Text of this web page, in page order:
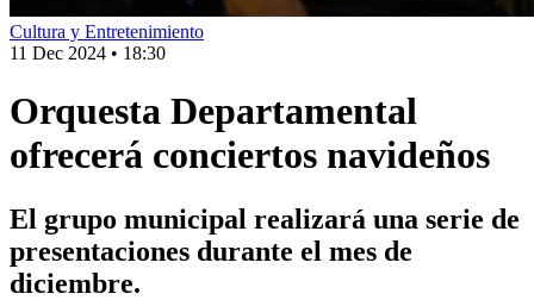
Cultura y Entretenimiento
11 Dec 2024 • 18:30
Orquesta Departamental
ofrecerá conciertos navideños
El grupo municipal realizará una serie de
presentaciones durante el mes de
diciembre.